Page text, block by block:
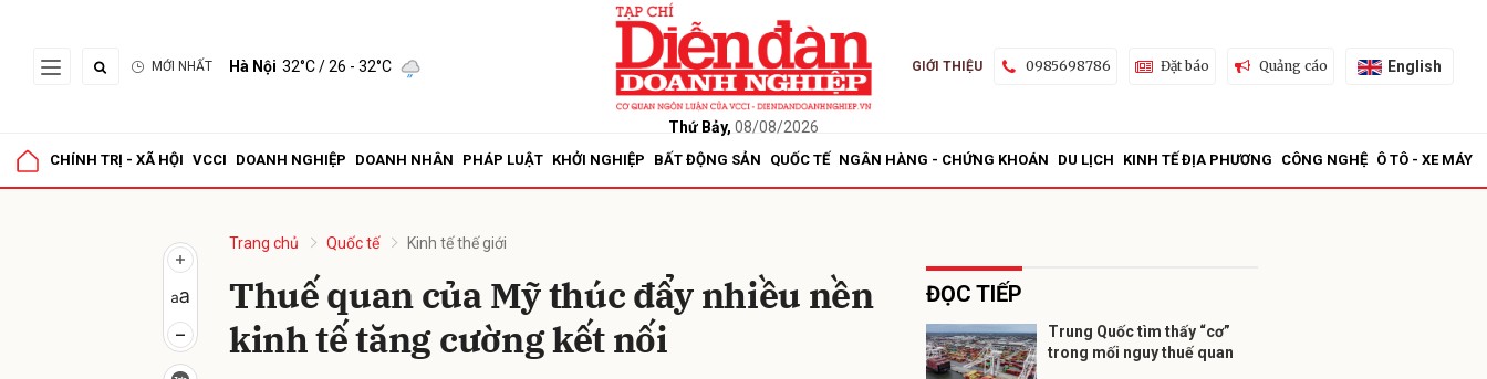
MỚI NHẤT Hà Nội 32°C/ 26 - 32°C
Thứ Bảy, 08/08/2026
GIỚI THIỆU 0985698786 Đặt báo Quảng cáo English
CHÍNH TRỊ - XÃ HỘI VCCI DOANH NGHIỆP DOANH NHÂN PHÁP LUẬT KHỞI NGHIỆP BẤT ĐỘNG SẢN QUỐC TẾ NGÂN HÀNG - CHỨNG KHOÁN DU LỊCH KINH TẾ ĐỊA PHƯƠNG CÔNG NGHỆ Ô TÔ - XE MÁY
Trang chủ Quốc tế Kinh tế thế giới
Thuế quan của Mỹ thúc đẩy nhiều nền
kinh tế tăng cường kết nối
ĐỌC TIẾP
Trung Quốc tìm thấy “cơ”
trong mối nguy thuế quan
Gửi